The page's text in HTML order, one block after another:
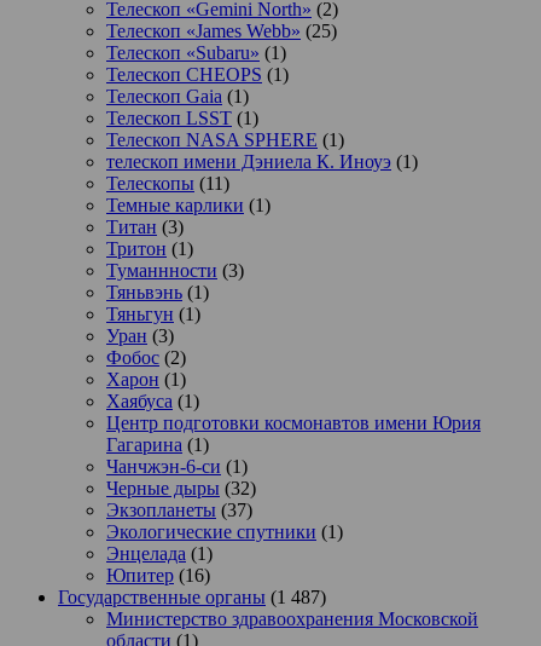
Телескоп «Gemini North» (2)
Телескоп «James Webb» (25)
Телескоп «Subaru» (1)
Телескоп CHEOPS (1)
Телескоп Gaia (1)
Телескоп LSST (1)
Телескоп NASA SPHERE (1)
телескоп имени Дэниела К. Иноуэ (1)
Телескопы (11)
Темные карлики (1)
Титан (3)
Тритон (1)
Туманнности (3)
Тяньвэнь (1)
Тяньгун (1)
Уран (3)
Фобос (2)
Харон (1)
Хаябуса (1)
Центр подготовки космонавтов имени Юрия
Гагарина (1)
Чанчжэн-6-си (1)
Черные дыры (32)
Экзопланеты (37)
Экологические спутники (1)
Энцелада (1)
Юпитер (16)
Государственные органы (1 487)
Министерство здравоохранения Московской
области (1)